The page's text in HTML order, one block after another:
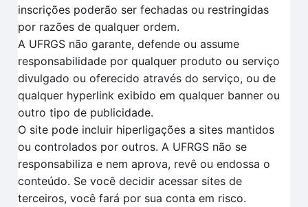
inscrições poderão ser fechadas ou restringidas
por razões de qualquer ordem.
A UFRGS não garante, defende ou assume
responsabilidade por qualquer produto ou serviço
divulgado ou oferecido através do serviço, ou de
qualquer hyperlink exibido em qualquer banner ou
outro tipo de publicidade.
O site pode incluir hiperligações a sites mantidos
ou controlados por outros. A UFRGS não se
responsabiliza e nem aprova, revê ou endossa o
conteúdo. Se você decidir acessar sites de
terceiros, você fará por sua conta em risco.